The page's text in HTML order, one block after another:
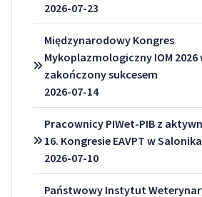
2026-07-23
Międzynarodowy Kongres
Mykoplazmologiczny IOM 2026
zakończony sukcesem
2026-07-14
Pracownicy PIWet-PIB z
16. Kongresie EAVPT w
2026-07-10
Państwowy Instytut